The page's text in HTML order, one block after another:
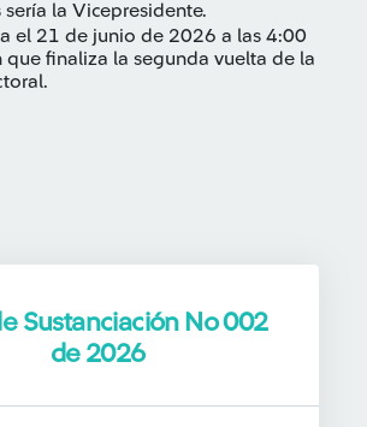
la Vicepresidente.
el 21 de junio de 2026 a las 4:00
que finaliza la segunda vuelta de la
Sustanciación No 002
de 2026